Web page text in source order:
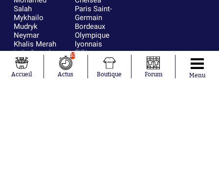
Salah
Mykhailo
Mudryk
Neymar
Khalis Merah
Loïs Openda
Moussa
Niakhaté
Nicolás
Paris Saint-
Germain
Bordeaux
Olympique
lyonnais
FIFA
Real Madrid
RC Strasbourg
AC Milan
Accueil
10
Actus Boutique Forum Menu